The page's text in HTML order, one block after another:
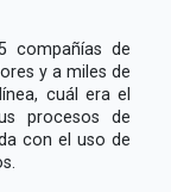
compañías de
y a miles de
cuál era el
procesos de
con el uso de